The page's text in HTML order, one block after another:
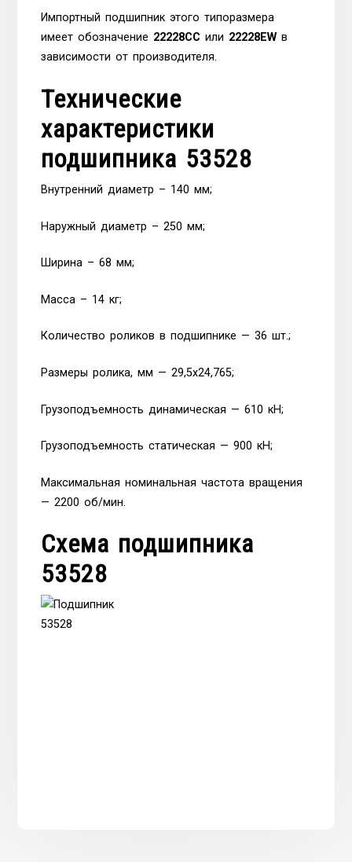
Импортный подшипник этого типоразмера
имеет обозначение 22228ССили 22228EWв
зависимости от производителя.
Технические
характеристики
подшипника 53528
Внутренний диаметр – 140 мм;
Наружный диаметр – 250 мм;
Ширина – 68 мм;
Масса – 14 кг;
Количество роликов в подшипнике — 36 шт.;
Размеры ролика, мм — 29,5х24,765;
Грузоподъемность динамическая — 610 кН;
Грузоподъемность статическая — 900 кН;
Максимальная номинальная частота вращения
— 2200 об/мин.
Схема подшипника
53528